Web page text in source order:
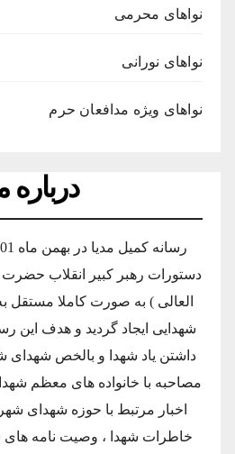
نواهای محرمی
نواهای نورانی
نواهای ویژه مدافعان حرم
درباره
دستورات رهبر کبیر انقلاب
العالی ) به صورت کاملا مستقل
شهدایی ایجاد گردید و هدف این
داشتن یاد شهدا و بالخص شهدای
مصاحبه با خانواده های معظم
اخبار مرتبط با حوزه شهدای
خاطرات شهدا ، وصیت نامه